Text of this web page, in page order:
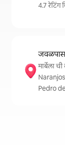
4.7 रेटिंग
मार्बेला
Pedro